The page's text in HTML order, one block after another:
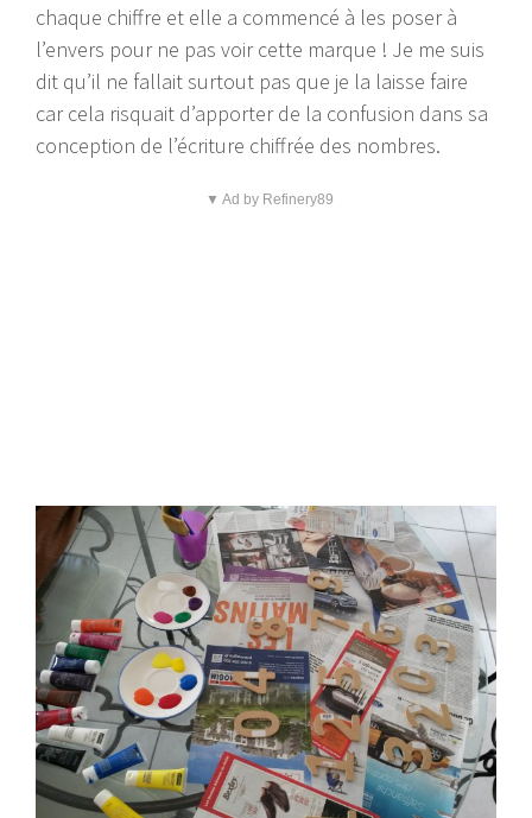
chaque chiffre et elle a commencé à les poser à
l’envers pour ne pas voir cette marque ! Je me suis
dit qu’il ne fallait surtout pas que je la laisse faire
car cela risquait d’apporter de la confusion dans sa
conception de l’écriture chiffrée des nombres.
▼ Ad by Refinery89